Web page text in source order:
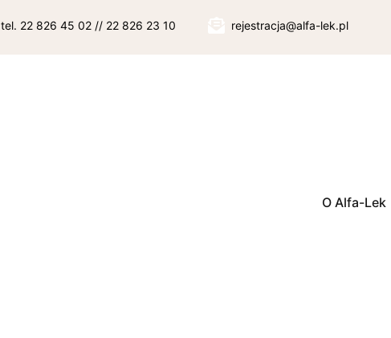
tel. 22 826 45 02 // 22 826 23 10 rejestracja@alfa-lek.pl
O Alfa-Lek